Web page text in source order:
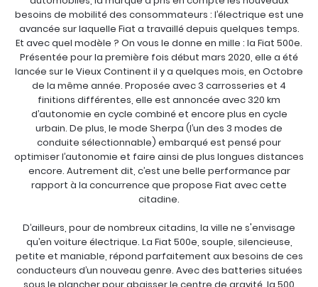
besoins de mobilité des consommateurs : l’électrique est une
avancée sur laquelle Fiat a travaillé depuis quelques temps.
Et avec quel modèle ? On vous le donne en mille : la Fiat 500e.
Présentée pour la première fois début mars 2020, elle a été
lancée sur le Vieux Continent il y a quelques mois, en Octobre
de la même année. Proposée avec 3 carrosseries et 4
finitions différentes, elle est annoncée avec 320 km
d’autonomie en cycle combiné et encore plus en cycle
urbain. De plus, le mode Sherpa (l’un des 3 modes de
conduite sélectionnable) embarqué est pensé pour
optimiser l’autonomie et faire ainsi de plus longues distances
encore. Autrement dit, c’est une belle performance par
rapport à la concurrence que propose Fiat avec cette
citadine.
D’ailleurs, pour de nombreux citadins, la ville ne s'envisage
qu’en voiture électrique. La Fiat 500e, souple, silencieuse,
petite et maniable, répond parfaitement aux besoins de ces
conducteurs d’un nouveau genre. Avec des batteries situées